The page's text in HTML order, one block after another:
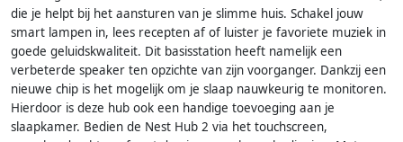
die je helpt bij het aansturen van je slimme huis. Schakel jouw
smart lampen in, lees recepten af of luister je favoriete muziek in
goede geluidskwaliteit. Dit basisstation heeft namelijk een
verbeterde speaker ten opzichte van zijn voorganger. Dankzij een
nieuwe chip is het mogelijk om je slaap nauwkeurig te monitoren.
Hierdoor is deze hub ook een handige toevoeging aan je
slaapkamer. Bedien de Nest Hub 2 via het touchscreen,